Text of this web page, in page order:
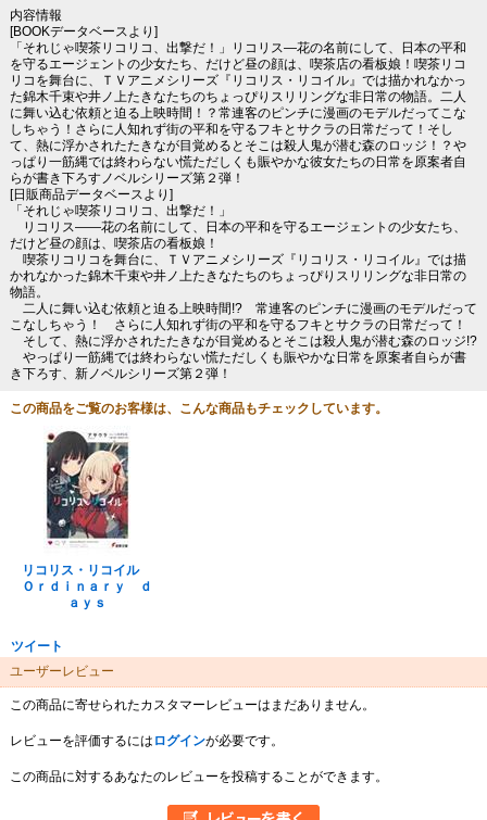
内容情報
[BOOKデータベースより]
「それじゃ喫茶リコリコ、出撃だ！」リコリス―花の名前にして、日本の平和
を守るエージェントの少女たち、だけど昼の顔は、喫茶店の看板娘！喫茶リコ
リコを舞台に、ＴＶアニメシリーズ『リコリス・リコイル』では描かれなかっ
た錦木千束や井ノ上たきなたちのちょっぴりスリリングな非日常の物語。二人
に舞い込む依頼と迫る上映時間！？常連客のピンチに漫画のモデルだってこな
しちゃう！さらに人知れず街の平和を守るフキとサクラの日常だって！そし
て、熱に浮かされたたきなが目覚めるとそこは殺人鬼が潜む森のロッジ！？や
っぱり一筋縄では終わらない慌ただしくも賑やかな彼女たちの日常を原案者自
らが書き下ろすノベルシリーズ第２弾！
[日販商品データベースより]
「それじゃ喫茶リコリコ、出撃だ！」
リコリス――花の名前にして、日本の平和を守るエージェントの少女たち、
だけど昼の顔は、喫茶店の看板娘！
喫茶リコリコを舞台に、ＴＶアニメシリーズ『リコリス・リコイル』では描
かれなかった錦木千束や井ノ上たきなたちのちょっぴりスリリングな非日常の
物語。
二人に舞い込む依頼と迫る上映時間!? 常連客のピンチに漫画のモデルだって
こなしちゃう！ さらに人知れず街の平和を守るフキとサクラの日常だって！
そして、熱に浮かされたたきなが目覚めるとそこは殺人鬼が潜む森のロッジ!?
やっぱり一筋縄では終わらない慌ただしくも賑やかな日常を原案者自らが書
き下ろす、新ノベルシリーズ第２弾！
この商品をご覧のお客様は、こんな商品もチェックしています。
リコリス・リコイル
Ｏｒｄｉｎａｒｙ ｄ
ａｙｓ
ツイート
ユーザーレビュー
この商品に寄せられたカスタマーレビューはまだありません。
レビューを評価するには ログインが必要です。
この商品に対するあなたのレビューを投稿することができます。